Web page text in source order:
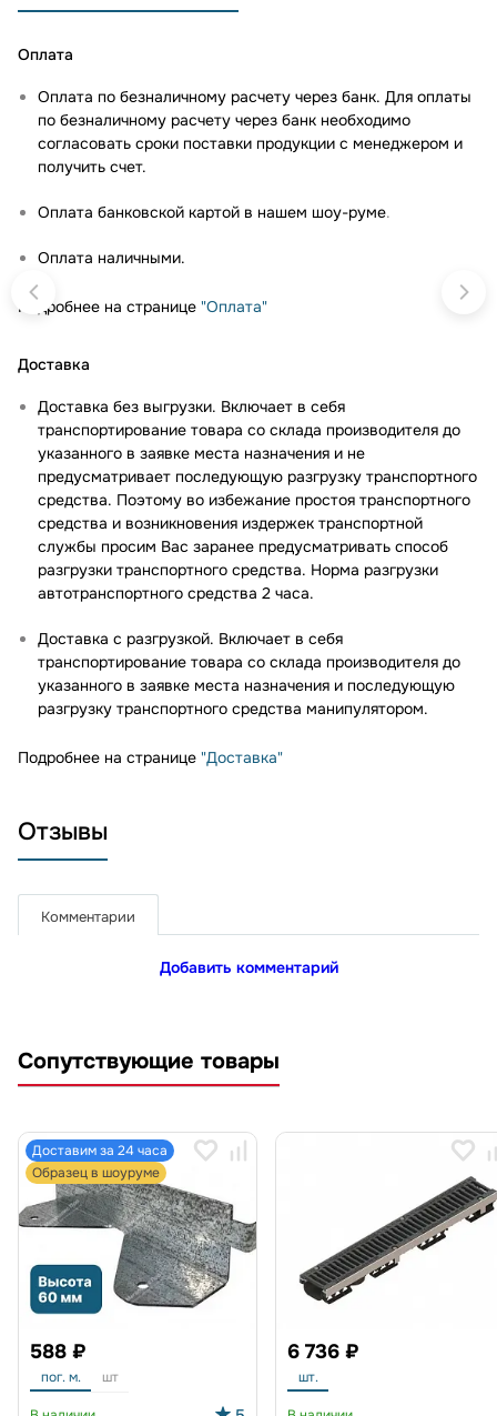
Оплата
Оплата по безналичному расчету через банк. Для оплаты
по безналичному расчету через банк необходимо
согласовать сроки поставки продукции с менеджером и
получить счет.
Оплата банковской картой в нашем шоу-руме.
Оплата наличными.
Подробнее на странице "Оплата"
Доставка
Доставка без выгрузки. Включает в себя
транспортирование товара со склада производителя до
указанного в заявке места назначения и не
предусматривает последующую разгрузку транспортного
средства. Поэтому во избежание простоя транспортного
средства и возникновения издержек транспортной
службы просим Вас заранее предусматривать способ
разгрузки транспортного средства. Норма разгрузки
автотранспортного средства 2 часа.
Доставка с разгрузкой. Включает в себя
транспортирование товара со склада производителя до
указанного в заявке места назначения и последующую
разгрузку транспортного средства манипулятором.
Подробнее на странице "Доставка"
Отзывы
Комментарии
Добавить комментарий
Сопутствующие товары
Доставим за 24 часа
Образец в шоуруме
588 ₽
пог. м. шт
6 736 ₽
шт.